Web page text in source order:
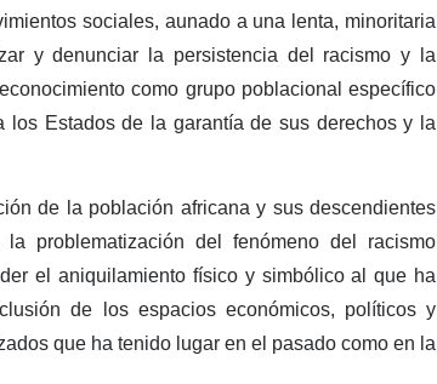
sociales, aunado a una lenta, minoritaria
y denunciar la persistencia del racismo y la
como grupo poblacional específico
los Estados de la garantía de sus derechos y la
de la población africana y sus descendientes
problematización del fenómeno del racismo
el aniquilamiento físico y simbólico al que ha
de los espacios económicos, políticos y
que ha tenido lugar en el pasado como en la